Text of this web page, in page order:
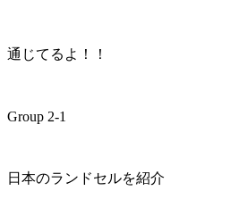
通じてるよ！！
Group 2-1
日本のランドセルを紹介